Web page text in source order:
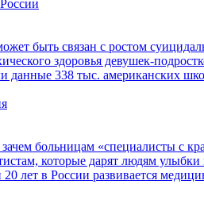
быть связан с ростом
здоровья девушек-
данные 338 тыс. американских
больницам «специалисты с
которые дарят людям улыбки
лет в России развивается